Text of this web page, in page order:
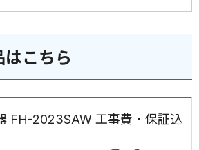
はこちら
FH-2023SAW 工事費・保証込